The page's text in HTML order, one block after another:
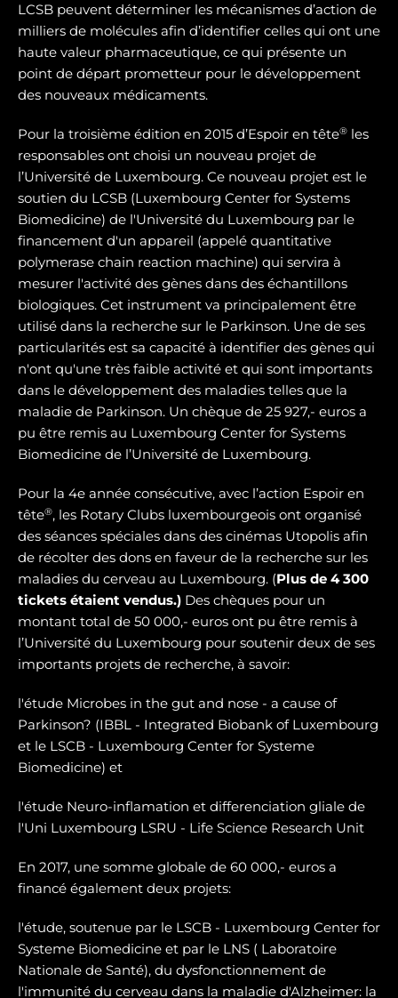
LCSB peuvent déterminer les mécanismes d’action de
milliers de molécules afin d’identifier celles qui ont une
haute valeur pharmaceutique, ce qui présente un
point de départ prometteur pour le développement
des nouveaux médicaments.
Pour la troisième édition en 2015 d’Espoir en tête® les
responsables ont choisi un nouveau projet de
l’Université de Luxembourg. Ce nouveau projet est le
soutien du LCSB (Luxembourg Center for Systems
Biomedicine) de l'Université du Luxembourg par le
financement d'un appareil (appelé quantitative
polymerase chain reaction machine) qui servira à
mesurer l'activité des gènes dans des échantillons
biologiques. Cet instrument va principalement être
utilisé dans la recherche sur le Parkinson. Une de ses
particularités est sa capacité à identifier des gènes qui
n'ont qu'une très faible activité et qui sont importants
dans le développement des maladies telles que la
maladie de Parkinson. Un chèque de 25 927,- euros a
pu être remis au Luxembourg Center for Systems
Biomedicine de l’Université de Luxembourg.
Pour la 4e année consécutive, avec l’action Espoir en
tête®, les Rotary Clubs luxembourgeois ont organisé
des séances spéciales dans des cinémas Utopolis afin
de récolter des dons en faveur de la recherche sur les
maladies du cerveau au Luxembourg. (Plus de 4 300
tickets étaient vendus.) Des chèques pour un
montant total de 50 000,- euros ont pu être remis à
l’Université du Luxembourg pour soutenir deux de ses
importants projets de recherche, à savoir:
l'étude Microbes in the gut and nose - a cause of
Parkinson? (IBBL - Integrated Biobank of Luxembourg
et le LSCB - Luxembourg Center for Systeme
Biomedicine) et
l'étude Neuro-inflamation et differenciation gliale de
l'Uni Luxembourg LSRU - Life Science Research Unit
En 2017, une somme globale de 60 000,- euros a
financé également deux projets:
l'étude, soutenue par le LSCB - Luxembourg Center for
Systeme Biomedicine et par le LNS ( Laboratoire
Nationale de Santé), du dysfonctionnement de
l'immunité du cerveau dans la maladie d'Alzheimer: la